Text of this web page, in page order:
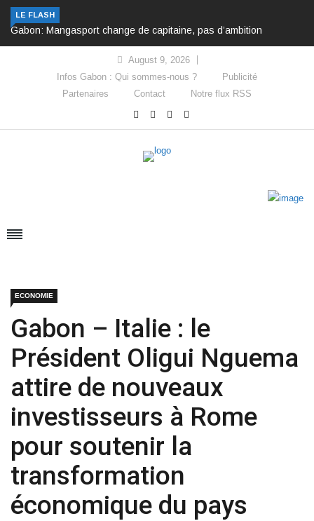
LE FLASH
Gabon: Mangasport change de capitaine, pas d’ambition
August 9, 2026
Infos Gabon : Qui sommes-nous ?
Publicité
Partenaires
Contact Notre flux RSS
ECONOMIE
Gabon – Italie : le
Président Oligui Nguema
attire de nouveaux
investisseurs à Rome
pour soutenir la
transformation
économique du pays